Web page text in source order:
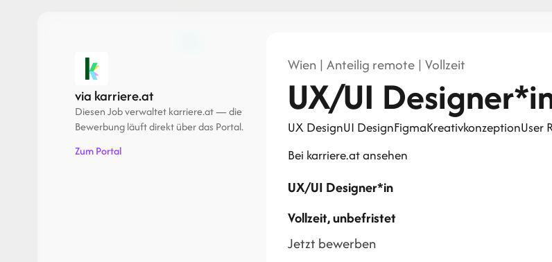
via karriere.at
Diesen Job verwaltet karriere.at — die
Bewerbung läuft direkt über das Portal.
Zum Portal
Wien | Anteilig remote | Vollzeit
UX/UI
UX DesignUI DesignFigmaKreativkonzeptionUser
Bei karriere.at ansehen
UX/UI Designer*in
Vollzeit, unbefristet
Jetzt bewerben